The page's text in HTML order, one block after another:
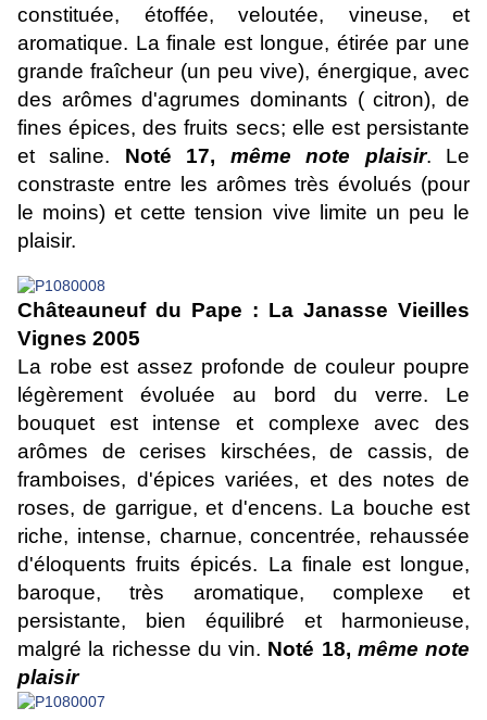
constituée, étoffée, veloutée, vineuse, et
aromatique. La finale est longue, étirée par une
grande fraîcheur (un peu vive), énergique, avec
des arômes d'agrumes dominants ( citron), de
fines épices, des fruits secs; elle est persistante
et saline. Noté 17, même note plaisir. Le
constraste entre les arômes très évolués (pour
le moins) et cette tension vive limite un peu le
plaisir.
Châteauneuf du Pape : La Janasse Vieilles
Vignes 2005
La robe est assez profonde de couleur poupre
légèrement évoluée au bord du verre. Le
bouquet est intense et complexe avec des
arômes de cerises kirschées, de cassis, de
framboises, d'épices variées, et des notes de
roses, de garrigue, et d'encens. La bouche est
riche, intense, charnue, concentrée, rehaussée
d'éloquents fruits épicés. La finale est longue,
baroque, très aromatique, complexe et
persistante, bien équilibré et harmonieuse,
malgré la richesse du vin. Noté 18, même note
plaisir